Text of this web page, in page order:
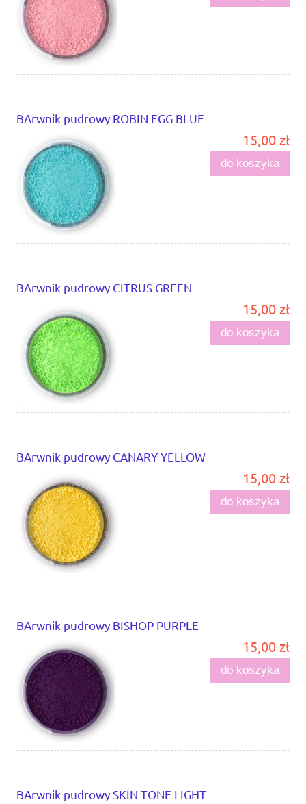
BArwnik pudrowy ROBIN EGG BLUE
15,00 zł
do koszyka
BArwnik pudrowy CITRUS GREEN
15,00 zł
do koszyka
BArwnik pudrowy CANARY YELLOW
15,00 zł
do koszyka
BArwnik pudrowy BISHOP PURPLE
15,00 zł
do koszyka
BArwnik pudrowy SKIN TONE LIGHT